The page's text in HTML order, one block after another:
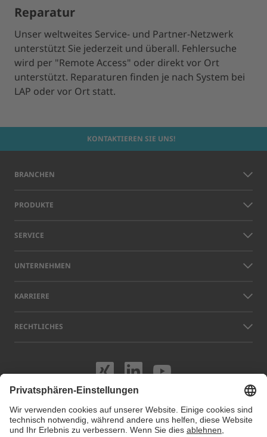
Reparatur
Unser weltweites Service- und Partner-Netzwerk
unterstützt Sie jederzeit und überall. Fehlersuche
wird per "Remote Access" oder direkt vor Ort
unterstützt. Reparaturen finden je nach System bei
LAP oder vor Ort statt.
KONTAKTIEREN SIE UNS!
BRANCHEN
PRODUKTE
SERVICE
UNTERNEHMEN
KARRIERE
RECHTLICHES
Besuchen Sie
Besuchen Sie
Besuchen
Namen anderer Unternehmen und Produkte, die auf dieser Website
gezeigt werden, können Warenzeichen oder eingetragene Marken sein,